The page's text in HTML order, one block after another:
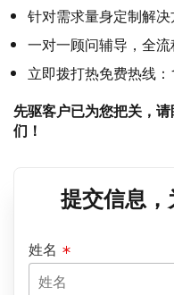
针对需求量身定制解决
一对一顾问辅导，全
立即拨打热免费热线
先驱客户已为您把关，
们！
提交信息
姓名